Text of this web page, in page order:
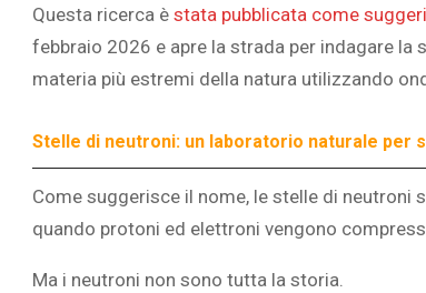
Questa ricerca è stata pubblicata come
febbraio 2026 e apre la strada per indagare
materia più estremi della natura utilizzando
Stelle di neutroni: un laboratorio naturale per
Come suggerisce il nome, le stelle di
quando protoni ed elettroni vengono
Ma i neutroni non sono tutta la storia.